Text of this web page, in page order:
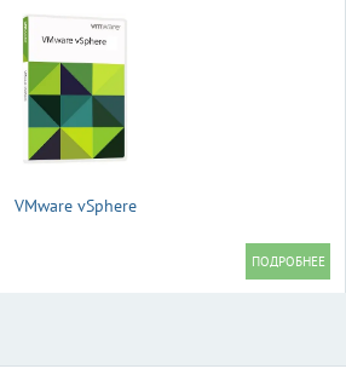
VMware vSphere